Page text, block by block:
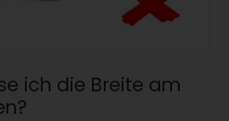
ich die Breite am